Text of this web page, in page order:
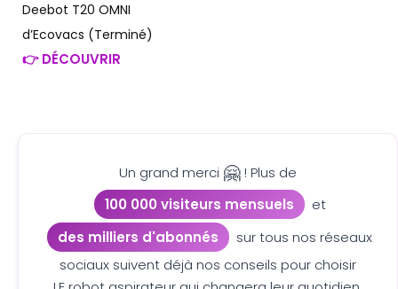
Deebot T20 OMNI
d’Ecovacs (Terminé)
👉 DÉCOUVRIR
Un grand merci 🤗! Plus de
100 000 visiteurs mensuels
et
des milliers d'abonnés
sur tous nos réseaux
sociaux suivent déjà nos conseils pour choisir